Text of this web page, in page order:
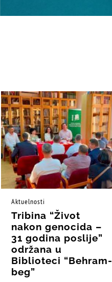
Aktuelnosti
Tribina “Život
nakon genocida –
31 godina poslije”
održana u
Biblioteci “Behram-
beg”